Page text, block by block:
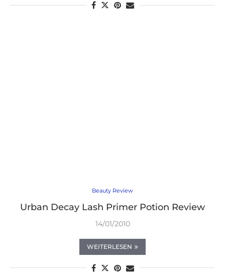
Beauty Review
Urban Decay Lash Primer Potion Review
14/01/2010
WEITERLESEN